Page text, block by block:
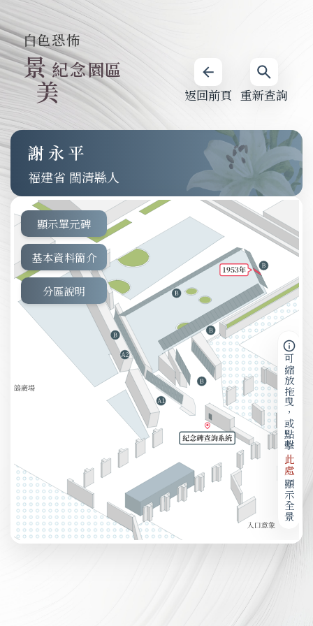
重新查詢
返回前頁
白色恐怖
景
美
紀念園區
謝永平
福建省 閩清縣人
顯示單元碑
基本資料簡介
分區說明
可縮放拖曳，或點擊
此處
顯示全景